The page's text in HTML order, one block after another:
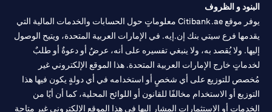
البنود و الظروف
يوفر موقع Citibank.ae معلوماتٍ حول الحسابات والخدمات المالية التي
يقدمها فرع سيتي بنك إن.إيه. في الإمارات العربية المتحدة، ويتيح الوصول
إليها. ولا يُقصد به، ولا ينبغي تفسيره على أنه، عرضٌ أو دعوةٌ أو طلبٌ
لخدماتٍ خارج الإمارات العربية المتحدة. هذا الموقع الإلكتروني غير
مُخصص للتوزيع على أي شخصٍ أو استخدامه في أي دولةٍ يكون فيها هذا
التوزيع أو الاستخدام مخالفًا للقانون أو اللوائح المحلية، كما أن أيًا من
الخدمات أو الاستثمارات المشار إليها في هذا الموقع الإلكتروني غير متاحةٍ